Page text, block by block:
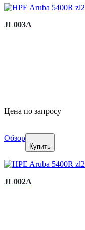
JL003A
Цена по запросу
Обзор
Купить
JL002A